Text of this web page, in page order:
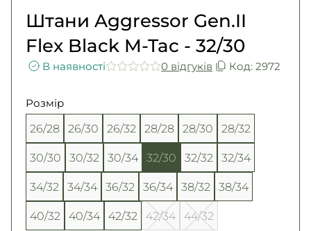
Штани Aggressor Gen.II
Flex Black M-Tac - 32/30
В наявності 0 вiдгукiв Код: 2972
Розмір
26/28 26/30 26/32 28/28 28/30
28/32
30/30
30/32 30/34 32/30 32/32
32/34
34/32
34/34 36/32 36/34 38/32
38/34
40/32
40/34 42/32 42/34 44/32